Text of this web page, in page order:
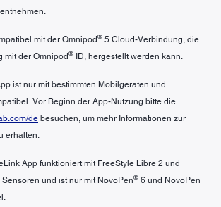
mit der Omnipod® 5 Cloud-Verbindung, die
mit der Omnipod® ID, hergestellt werden kann.
ist nur mit bestimmten Mobilgeräten und
Vor Beginn der App-Nutzung bitte die
de besuchen, um mehr Informationen zur
erhalten.
App funktioniert mit FreeStyle Libre 2 und
und ist nur mit NovoPen® 6 und NovoPen